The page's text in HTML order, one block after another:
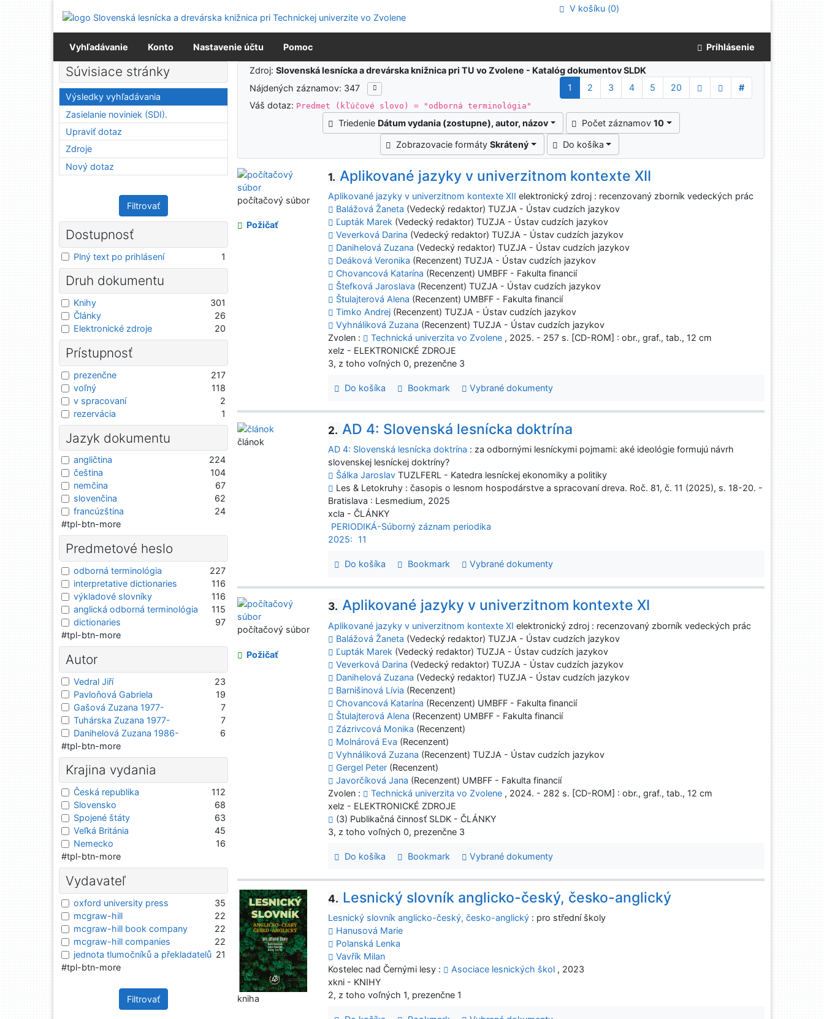
Prejsť na menu
Prehlásenie o webovej prístupnosti
V košíku (0)
Vyhľadávanie Konto Nastavenie účtu Pomoc Prihlásenie
Výsledky vyhľadávania
Zdroj:Slovenská lesnícka a drevárska knižnica pri TU vo Zvolene - Katalóg dokumentov SLDK
Nájdených záznamov: 347
1 2 3 4 5 20
#
Váš dotaz: Predmet (kľúčové slovo) = "odborná terminológia"
Triedenie Dátum vydania (zostupne), autor, názov Počet záznamov10
Zobrazovacie formátySkrátený Do košíka
1. Aplikované jazyky v univerzitnom kontexte XII
Aplikované jazyky v univerzitnom kontexte XII elektronický zdroj : recenzovaný zborník vedeckých prác
Balážová Žaneta (Vedecký redaktor) TUZJA - Ústav cudzích jazykov
Ľupták Marek (Vedecký redaktor) TUZJA - Ústav cudzích jazykov
Veverková Darina (Vedecký redaktor) TUZJA - Ústav cudzích jazykov
Danihelová Zuzana (Vedecký redaktor) TUZJA - Ústav cudzích jazykov
Deáková Veronika (Recenzent) TUZJA - Ústav cudzích jazykov
Chovancová Katarína (Recenzent) UMBFF - Fakulta financií
Štefková Jaroslava (Recenzent) TUZJA - Ústav cudzích jazykov
Štulajterová Alena (Recenzent) UMBFF - Fakulta financií
Timko Andrej (Recenzent) TUZJA - Ústav cudzích jazykov
Vyhnáliková Zuzana (Recenzent) TUZJA - Ústav cudzích jazykov
Zvolen :
Technická univerzita vo Zvolene , 2025. - 257 s. [CD-ROM] : obr., graf., tab., 12 cm
xelz - ELEKTRONICKÉ ZDROJE
3, z toho voľných 0, prezenčne 3
Do košíka Bookmark Vybrané dokumenty
počítačový súbor
Požičať
2. AD 4: Slovenská lesnícka doktrína
AD 4: Slovenská lesnícka doktrína : za odbornými lesníckymi pojmami: aké ideológie formujú návrh
slovenskej lesníckej doktríny?
Šálka Jaroslav TUZLFERL - Katedra lesníckej ekonomiky a politiky
Les & Letokruhy : časopis o lesnom hospodárstve a spracovaní dreva. Roč. 81, č. 11 (2025), s. 18-20. -
Bratislava : Lesmedium, 2025
xcla - ČLÁNKY
PERIODIKÁ-Súborný záznam periodika
2025:
11
Do košíka Bookmark Vybrané dokumenty
článok
3. Aplikované jazyky v univerzitnom kontexte XI
Aplikované jazyky v univerzitnom kontexte XI elektronický zdroj : recenzovaný zborník vedeckých prác
Balážová Žaneta (Vedecký redaktor) TUZJA - Ústav cudzích jazykov
Ľupták Marek (Vedecký redaktor) TUZJA - Ústav cudzích jazykov
Veverková Darina (Vedecký redaktor) TUZJA - Ústav cudzích jazykov
Danihelová Zuzana (Vedecký redaktor) TUZJA - Ústav cudzích jazykov
Barnišinová Lívia (Recenzent)
Chovancová Katarína (Recenzent) UMBFF - Fakulta financií
Štulajterová Alena (Recenzent) UMBFF - Fakulta financií
Zázrivcová Monika (Recenzent)
Molnárová Eva (Recenzent)
Vyhnáliková Zuzana (Recenzent) TUZJA - Ústav cudzích jazykov
Gergel Peter (Recenzent)
Javorčíková Jana (Recenzent) UMBFF - Fakulta financií
Zvolen :
Technická univerzita vo Zvolene , 2024. - 282 s. [CD-ROM] : obr., graf., tab., 12 cm
xelz - ELEKTRONICKÉ ZDROJE
(3) Publikačná činnosť SLDK - ČLÁNKY
3, z toho voľných 0, prezenčne 3
Do košíka Bookmark Vybrané dokumenty
počítačový súbor
Požičať
4. Lesnický slovník anglicko-český, česko-anglický
Lesnický slovník anglicko-český, česko-anglický : pro střední školy
Hanusová Marie
Polanská Lenka
Vavřík Milan
Kostelec nad Černými lesy :
Asociace lesnických škol , 2023
xkni - KNIHY
2, z toho voľných 1, prezenčne 1
kniha
Súvisiace stránky
Výsledky vyhľadávania
Zasielanie noviniek (SDI).
Upraviť dotaz
Zdroje
Nový dotaz
Filtrovať
Dostupnosť
Plný text po prihlásení 1
Druh dokumentu
Knihy
301
Články
26
Elektronické zdroje
20
Prístupnosť
prezenčne
217
voľný
118
v spracovaní
2
rezervácia
1
Jazyk dokumentu
angličtina
224
čeština
104
nemčina
67
slovenčina
62
francúzština
24
#tpl-btn-more
Predmetové heslo
odborná terminológia
227
interpretative dictionaries
116
výkladové slovníky
116
anglická odborná terminológia
115
dictionaries
97
#tpl-btn-more
Autor
Vedral Jiří
23
Pavloňová Gabriela
19
Gašová Zuzana 1977-
7
Tuhárska Zuzana 1977-
7
Danihelová Zuzana 1986-
6
#tpl-btn-more
Krajina vydania
Česká republika
112
Slovensko
68
Spojené štáty
63
Veľká Británia
45
Nemecko
16
#tpl-btn-more
Vydavateľ
oxford university press
35
mcgraw-hill
22
mcgraw-hill book company
22
mcgraw-hill companies
22
jednota tlumočníků a překladatelů 21
#tpl-btn-more
Filtrovať